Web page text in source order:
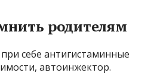
родителям
себе антигистаминные
автоинжектор.